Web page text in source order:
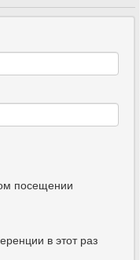
посещении
в этот раз